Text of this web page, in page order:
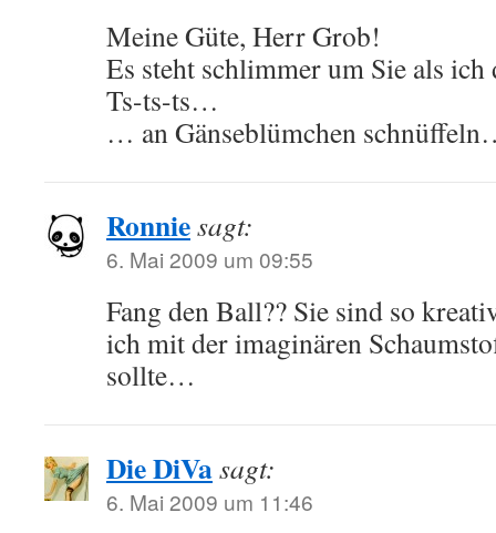
Meine Güte, Herr Grob!
Es steht schlimmer um Sie als ich
Ts-ts-ts…
… an Gänseblümchen
Ronniesagt:
6. Mai 2009 um 09:55
Fang den Ball?? Sie sind so
ich mit der imaginären
sollte…
Die DiVasagt:
6. Mai 2009 um 11:46